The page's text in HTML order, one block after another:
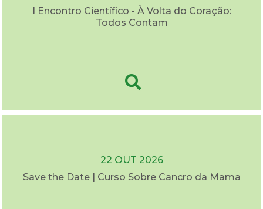
I Encontro Científico - À Volta do Coração:
Todos Contam
22 OUT 2026
Save the Date | Curso Sobre Cancro da Mama